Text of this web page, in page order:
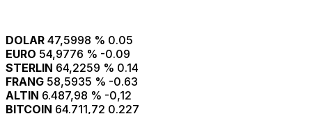
DOLAR 47,5998 % 0.05
EURO 54,9776 % -0.09
STERLIN 64,2259 % 0.14
FRANG 58,5935 % -0.63
ALTIN 6.487,98 % -0,12
BITCOIN 64.711,72 0.227